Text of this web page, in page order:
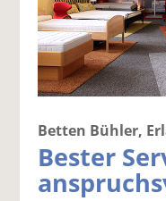
Betten Bühler,
Bester